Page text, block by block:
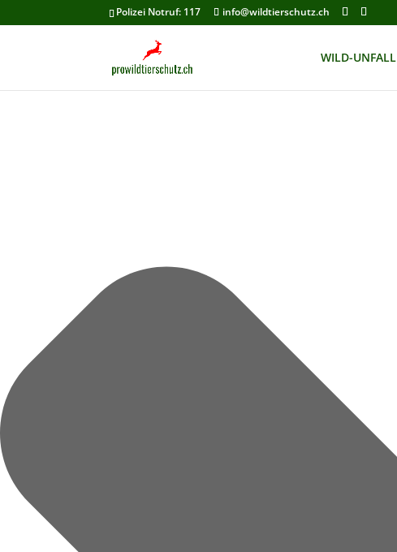
Cookie-Zustimmung verwalten
Polizei Notruf: 117 info@wildtierschutz.ch
WILD-UNFALL